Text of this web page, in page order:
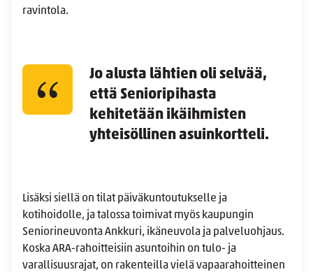
ravintola.
Jo alusta lähtien oli selvää,
että Senioripihasta
kehitetään ikäihmisten
yhteisöllinen asuinkortteli.
Lisäksi siellä on tilat päiväkuntoutukselle ja
kotihoidolle, ja talossa toimivat myös kaupungin
Seniorineuvonta Ankkuri, ikäneuvola ja palveluohjaus.
Koska ARA-rahoitteisiin asuntoihin on tulo- ja
varallisuusrajat, on rakenteilla vielä vapaarahoitteinen